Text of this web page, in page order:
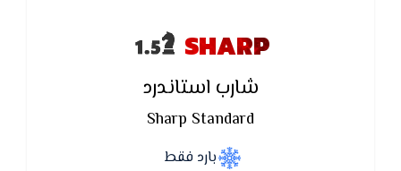
SHARP
شارب استاندرد
Sharp Standard
بارد فقط